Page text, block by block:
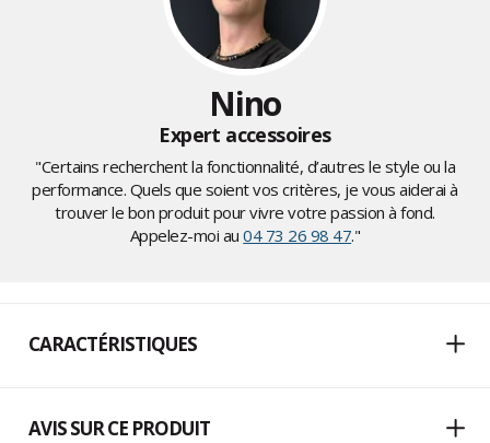
Nino
Expert accessoires
"Certains recherchent la fonctionnalité, d’autres le style ou la
performance. Quels que soient vos critères, je vous aiderai à
trouver le bon produit pour vivre votre passion à fond.
Appelez-moi au04 73 26 98 47."
CARACTÉRISTIQUES
AVIS SUR CE PRODUIT